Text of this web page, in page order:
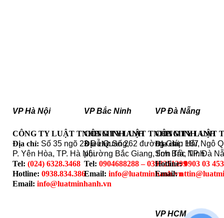
VP Hà Nội
CÔNG TY LUẬT TNHH MINH ANH
Địa chỉ: Số 35 ngõ 23 Đỗ Quang,
P. Yên Hòa, TP. Hà Nội
Tel: (024) 6328.3468
Hotline: 0938.834.386
Email: info@luatminhanh.vn
VP Bắc Ninh
CÔNG TY LUẬT TNHH MINH ANH
Địa chỉ: Số 262 đường Giáp Hải,
phường Bắc Giang, tỉnh Bắc Ninh
Tel: 0904688288 – 0393251399
Email: info@luatminhanh.vn
VP Đà Nẵng
CÔNG TY LUẬT
Địa chỉ: 187 Ngô
Sơn Trà, TP. Đà
Hotline:0903 03
Email:
VP HCM